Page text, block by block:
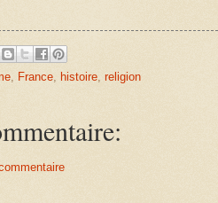
, France, histoire, religion